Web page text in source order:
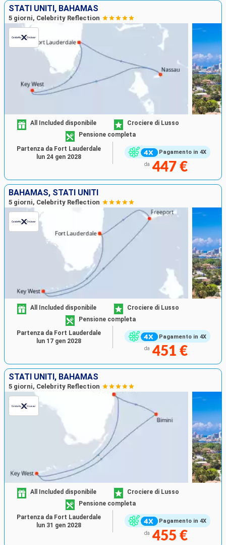
STATI UNITI, BAHAMAS
5 giorni, Celebrity Reflection
Pagamento in 4X
All Included disponibile
Crociere di Lusso
Pensione completa
da 447 €
Partenza da Fort Lauderdale
lun 24 gen 2028
BAHAMAS, STATI UNITI
5 giorni, Celebrity Reflection
Pagamento in 4X
All Included disponibile
Crociere di Lusso
Pensione completa
da 451 €
Partenza da Fort Lauderdale
lun 17 gen 2028
STATI UNITI, BAHAMAS
5 giorni, Celebrity Reflection
Pagamento in 4X
All Included disponibile
Crociere di Lusso
Pensione completa
da 455 €
Partenza da Fort Lauderdale
lun 31 gen 2028